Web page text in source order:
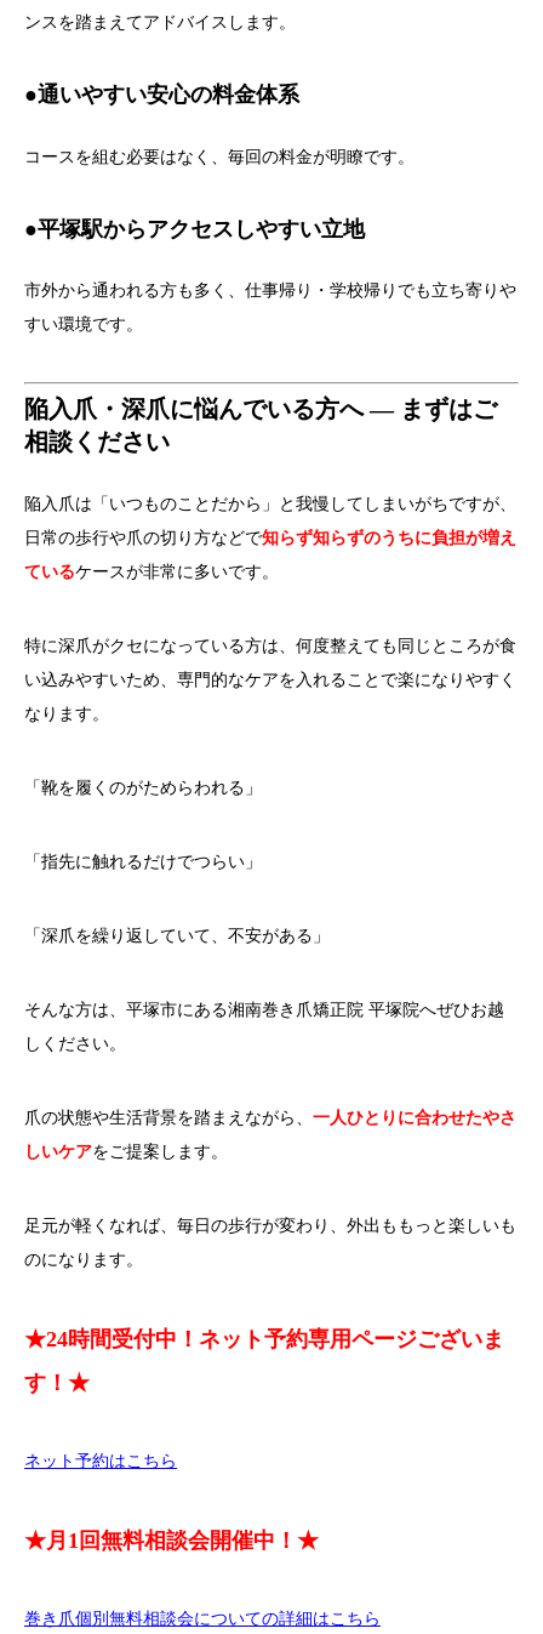
ンスを踏まえてアドバイスします。
●通いやすい安心の料金体系
コースを組む必要はなく、毎回の料金が明瞭です。
●平塚駅からアクセスしやすい立地
市外から通われる方も多く、仕事帰り・学校帰りでも立ち寄りや
すい環境です。
陥入爪・深爪に悩んでいる方へ ― まずはご
相談ください
陥入爪は「いつものことだから」と我慢してしまいがちですが、
日常の歩行や爪の切り方などで知らず知らずのうちに負担が増え
ているケースが非常に多いです。
特に深爪がクセになっている方は、何度整えても同じところが食
い込みやすいため、専門的なケアを入れることで楽になりやすく
なります。
「靴を履くのがためらわれる」
「指先に触れるだけでつらい」
「深爪を繰り返していて、不安がある」
そんな方は、平塚市にある湘南巻き爪矯正院 平塚院へぜひお越
しください。
爪の状態や生活背景を踏まえながら、 一人ひとりに合わせたやさ
しいケアをご提案します。
足元が軽くなれば、毎日の歩行が変わり、外出ももっと楽しいも
のになります。
★24時間受付中！ネット予約専用ページございま
す！★
ネット予約はこちら
★月1回無料相談会開催中！★
巻き爪個別無料相談会についての詳細はこちら